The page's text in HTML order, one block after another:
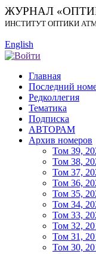
ЖУРНАЛ
ИНСТИТУТ ОПТИКИ
English
Главная
Последний
Редколлегия
Тематика
Подписка
АВТОРАМ
Архив номеров
Том 39,
Том 38,
Том 37,
Том 36,
Том 35,
Том 34,
Том 33,
Том 32,
Том 31,
Том 30,